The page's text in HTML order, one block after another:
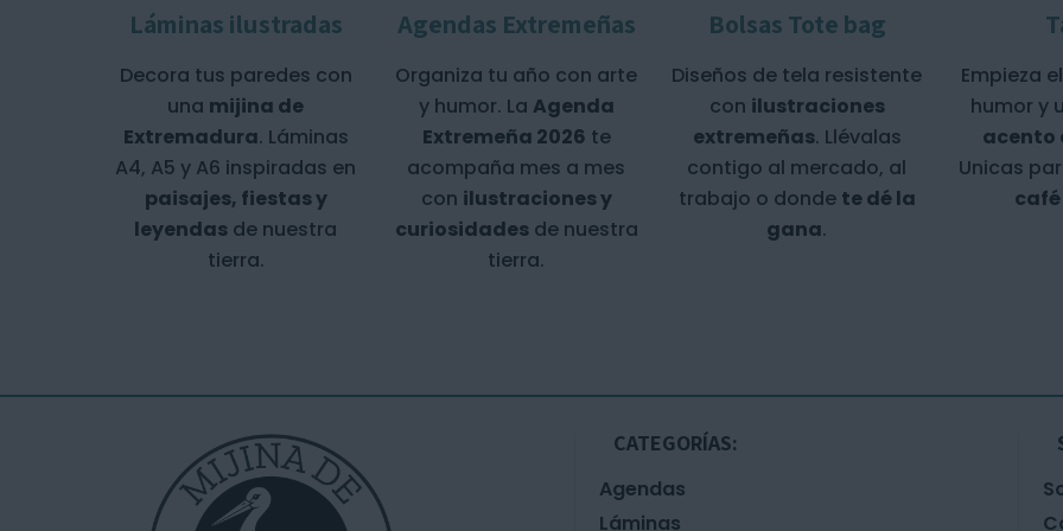
Láminas ilustradas
Decora tus paredes con
una mijina de
Extremadura. Láminas
A4, A5 y A6 inspiradas en
paisajes, fiestas y
leyendas de nuestra
tierra.
Agendas Extremeñas
Organiza tu año con arte
y humor. La Agenda
Extremeña 2026 te
acompaña mes a mes
con ilustraciones y
curiosidadesde nuestra
tierra.
Bolsas Tote bag
Diseños de tela resistente
con ilustraciones
extremeñas. Llévalas
contigo al mercado, al
trabajo o donde te dé la
gana.
Empieza
humor y
acento
Unicas
CATEGORÍAS:
Agendas
Láminas